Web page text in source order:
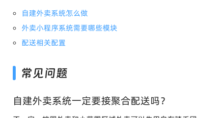
自建外卖系统怎么做
外卖小程序系统需要哪些模块
配送相关配置
常见问题
自建外卖系统一定要接聚合配送吗？